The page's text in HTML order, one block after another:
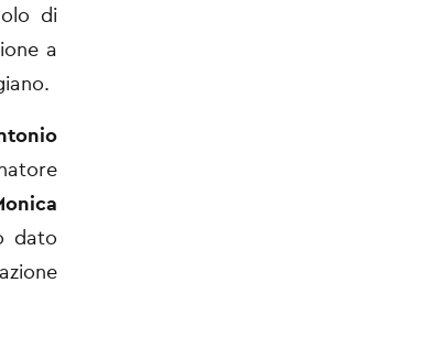
di
a
dato